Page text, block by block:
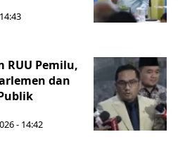
RUU Pemilu,
dan
- 14:42